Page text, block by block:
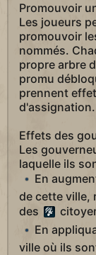
Promouvoir
Les joueurs
promouvoir
nommés.
propre arbre
promu
prennent
d'assignation.
Effets des
Les
laquelle ils
En
de cette ville,
des
En
ville où ils